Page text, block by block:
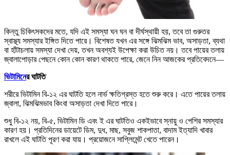
কিন্তু চিকিৎসকদের মতে, যদি এই সমস্যা ঘন ঘন বা দীর্ঘস্থায়ী হয়, তবে তা গুরুতর
স্বাস্থ্য সমস্যার ইঙ্গিত দিতে পারে। বিশেষত যখন এর সঙ্গে ঝিমঝিম ভাব, অসাড়তা, ব্যথা
বা হাঁটাচলায় সমস্যা দেখা দেয়, তখন অবশ্যই উপেক্ষা করা উচিত নয়। তবে পায়ের তলায়
জ্বালাপোড়ার পেছনে কোন কোন কারণ থাকতে পারে, জেনে নিন আজকের প্রতিবেদনে—
ভিটামিনের ঘাটতি
শরীরে ভিটামিন বি-১২ এর ঘাটতি হলে নার্ভ ক্ষতিগ্রস্ত হতে শুরু করে। এতে পায়ের তলায়
জ্বালা, ঝিমঝিমভাব কিংবা অসাড়তা দেখা দিতে পারে।
শুধু বি-১২ নয়, বি-৫, ভিটামিন ডি এবং ই এর ঘাটতিও একইভাবে স্নায়ু ও পেশির সমস্যার
কারণ হয়। প্রতিদিনের ডায়েটে ডিম, দুধ, মাছ, সবুজ শাকপাতা, বাদাম ইত্যাদি খাবার
রাখলে এই ঘাটতি পূরণ করা যায়। প্রয়োজনে সাপ্লিমেন্ট খেতে পারেন।